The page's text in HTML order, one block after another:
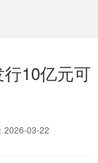
10亿元可
2026-03-22